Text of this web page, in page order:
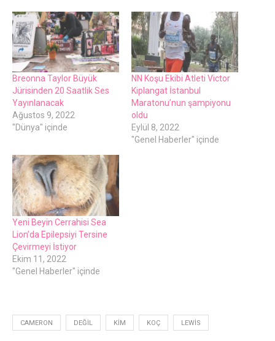
Breonna Taylor Büyük
Jürisinden 20 Saatlik Ses
Yayınlanacak
Ağustos 9, 2022
"Dünya" içinde
NN Koşu Ekibi Atleti Victor
Kiplangat İstanbul
Maratonu’nun şampiyonu
oldu
Eylül 8, 2022
"Genel Haberler" içinde
Yeni Beyin Cerrahisi Sea
Lion’da Epilepsiyi Tersine
Çevirmeyi İstiyor
Ekim 11, 2022
"Genel Haberler" içinde
CAMERON DEĞIL KIM KOÇ LEWIS